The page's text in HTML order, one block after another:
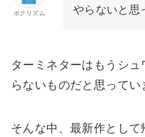
ボクリズム
やらないと思
ターミネターはもうシ
らないものだと思ってい
そんな中、最新作とし